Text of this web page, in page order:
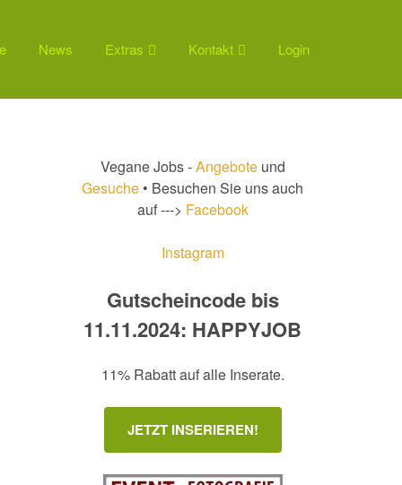
News Extras Kontakt Login
Vegane Jobs -Angebote und
Gesuche • Besuchen Sie uns auch
auf ---> Facebook
Instagram
Gutscheincode bis
11.11.2024: HAPPYJOB
11% Rabatt auf alle Inserate.
JETZT INSERIEREN!